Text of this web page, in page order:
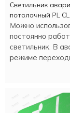
Светильник
потолочный PL
Можно
постоянно
светильник. В
режиме